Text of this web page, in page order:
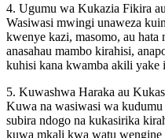
4. Ugumu wa Kukazia Fikira
Wasiwasi mwingi unaweza
kwenye kazi, masomo, au
anasahau mambo kirahisi,
kuhisi kana kwamba akili
5. Kuwashwa Haraka au
Kuwa na wasiwasi wa
subira ndogo na kukasirika
kuwa mkali kwa watu wengine